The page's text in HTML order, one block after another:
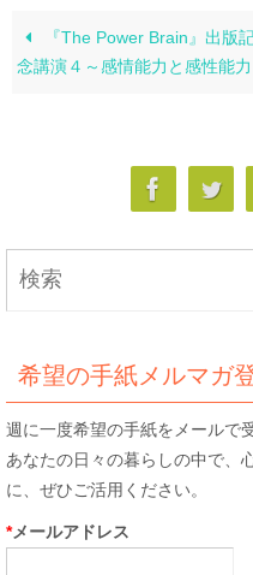
『The Power Brain』出版
念講演４～感情能力と感性能力
希望の手紙メルマガ
週に一度希望の手紙をメールで
あなたの日々の暮らしの中で、
に、ぜひご活用ください。
*メールアドレス